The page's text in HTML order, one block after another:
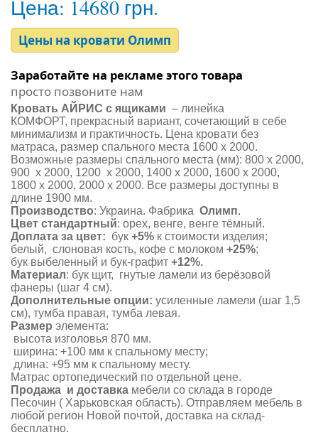
Цена: 14680 грн.
Цены на кровати Олимп
Заработайте на рекламе этого товара
просто позвоните нам
Кровать АЙРИС с ящиками – линейка
КОМФОРТ, прекрасный вариант, сочетающий в себе
минимализм и практичность. Цена кровати без
матраса, размер спального места 1600 х 2000.
Возможные размеры спального места (мм): 800 х 2000,
900 х 2000, 1200 х 2000, 1400 х 2000, 1600 х 2000,
1800 х 2000, 2000 х 2000. Все размеры доступны в
длине 1900 мм.
Производство: Украина. Фабрика Олимп.
Цвет стандартный: орех, венге, венге тёмный.
Доплата за цвет: бук +5% к стоимости изделия;
белый, слоновая кость, кофе с молоком +25%;
бук выбеленный и бук-графит +12%.
Материал: бук щит, гнутые ламели из берёзовой
фанеры (шаг 4 см).
Дополнительные опции: усиленные ламели (шаг 1,5
см), тумба правая, тумба левая.
Размер элемента:
высота изголовья 870 мм.
ширина: +100 мм к спальному месту;
длина: +95 мм к спальному месту.
Матрас ортопедический по отдельной цене.
Продажа и доставка мебели со склада в городе
Песочин ( Харьковская область). Отправляем мебель в
любой регион Новой почтой, доставка на склад-
бесплатно.